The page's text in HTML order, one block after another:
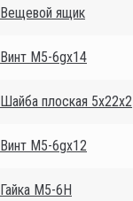
Вещевой ящик
Винт М5-6gх14
Шайба плоская 5х22х2
Винт М5-6gх12
Гайка М5-6Н